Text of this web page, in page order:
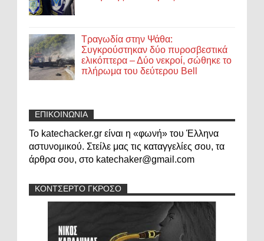
Τραγωδία στην Ψάθα:
Συγκρούστηκαν δύο πυροσβεστικά
ελικόπτερα – Δύο νεκροί, σώθηκε το
πλήρωμα του δεύτερου Bell
ΕΠΙΚΟΙΝΩΝΙΑ
Το katechacker.gr είναι η «φωνή» του Έλληνα
αστυνομικού. Στείλε μας τις καταγγελίες σου, τα
άρθρα σου, στο katechaker@gmail.com
ΚΟΝΤΣΕΡΤΟ ΓΚΡΟΣΟ